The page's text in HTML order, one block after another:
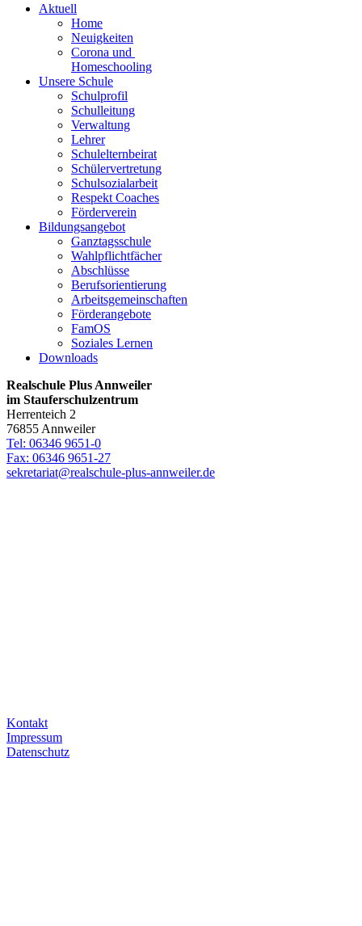
Aktuell
Home
Neuigkeiten
Corona und
Homeschooling
Unsere Schule
Schulprofil
Schulleitung
Verwaltung
Lehrer
Schulelternbeirat
Schülervertretung
Schulsozialarbeit
Respekt Coaches
Förderverein
Bildungsangebot
Ganztagsschule
Wahlpflichtfächer
Abschlüsse
Berufsorientierung
Arbeitsgemeinschaften
Förderangebote
FamOS
Soziales Lernen
Downloads
Realschule Plus Annweiler
im Stauferschulzentrum
Herrenteich 2
76855 Annweiler
Tel: 06346 9651-0
Fax: 06346 9651-27
sekretariat@realschule-plus-annweiler.de
Kontakt
Impressum
Datenschutz